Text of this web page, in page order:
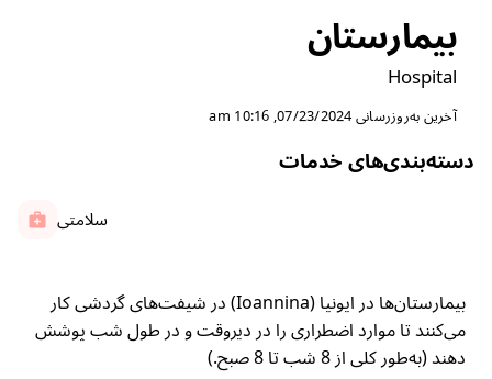
بیمارستان
Hospital
آخرین به‌روزرسانی07/23/2024, 10:16 am
دسته‌بندی‌های خدمات
سلامتی
بیمارستان‌ها در ایونیا (Ioannina) در شیفت‌های گردشی کار
می‌کنند تا موارد اضطراری را در دیروقت و در طول شب پوشش
دهند (به‌طور کلی از 8 شب تا 8 صبح.)